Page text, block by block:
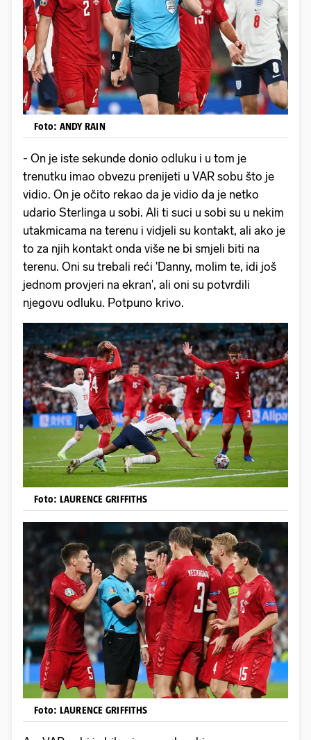
Foto: ANDY RAIN
- On je iste sekunde donio odluku i u tom je
trenutku imao obvezu prenijeti u VAR sobu što je
vidio. On je očito rekao da je vidio da je netko
udario Sterlinga u sobi. Ali ti suci u sobi su u nekim
utakmicama na terenu i vidjeli su kontakt, ali ako je
to za njih kontakt onda više ne bi smjeli biti na
terenu. Oni su trebali reći 'Danny, molim te, idi još
jednom provjeri na ekran', ali oni su potvrdili
njegovu odluku. Potpuno krivo.
Foto: LAURENCE GRIFFITHS
Foto: LAURENCE GRIFFITHS